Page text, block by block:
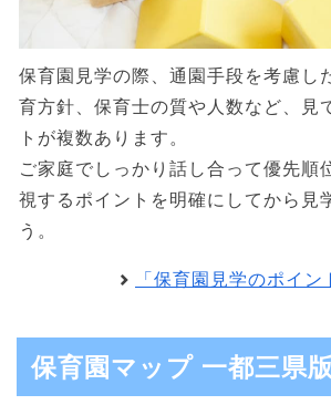
保育園見学の際、通園手段を考慮し
育方針、保育士の質や人数など、見
トが複数あります。
ご家庭でしっかり話し合って優先順
視するポイントを明確にしてから見
う。
「保育園見学のポイ
保育園マップ 一都三県